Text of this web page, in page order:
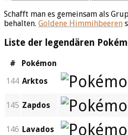
Schafft man es gemeinsam als
behalten. Goldene Himmihbeeren
Liste der legendären
# Pokémon
144 Arktos
145 Zapdos
146 Lavados